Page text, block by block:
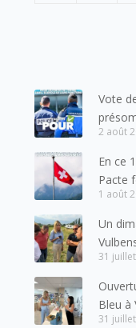
Vote
forces
2 août
En ce
Pacte
mes
amis
1 août
Un
31
Bleu à
31